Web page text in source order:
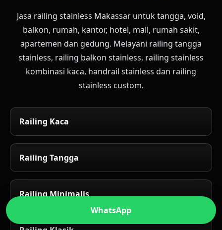
WhatsApp
Jasa railing stainless Makassar untuk tangga, void,
balkon, rumah, kantor, hotel, mall, rumah sakit,
apartemen dan gedung. Melayani railing tangga
stainless, railing balkon stainless, railing stainless
kombinasi kaca, handrail stainless dan railing
stainless custom.
Railing Kaca
Railing Tangga
Railing Minimalis